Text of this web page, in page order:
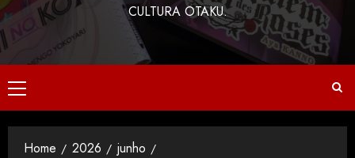
CULTURA OTAKU.
Home 2026
junho